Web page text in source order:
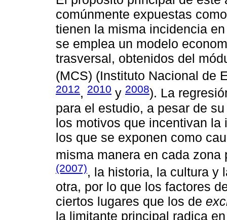
comúnmente expuestas
tienen la misma incidencia
se emplea un modelo
trasversal, obtenidos del
(MCS) (Instituto Nacional de
2012, 2010 y 2008). La
para el estudio, a pesar de
los motivos que incentivan
los que se exponen como
misma manera en cada
(2007), la historia, la cultura y
otra, por lo que los factores
ciertos lugares que los de
la limitante principal radica